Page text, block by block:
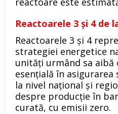
Reactoarele 3 și 4 de
Reactoarele 3 și 4
strategiei energetice
unități urmând sa
esențială în
la nivel național și
despre producție în
curată, cu emisii zero.